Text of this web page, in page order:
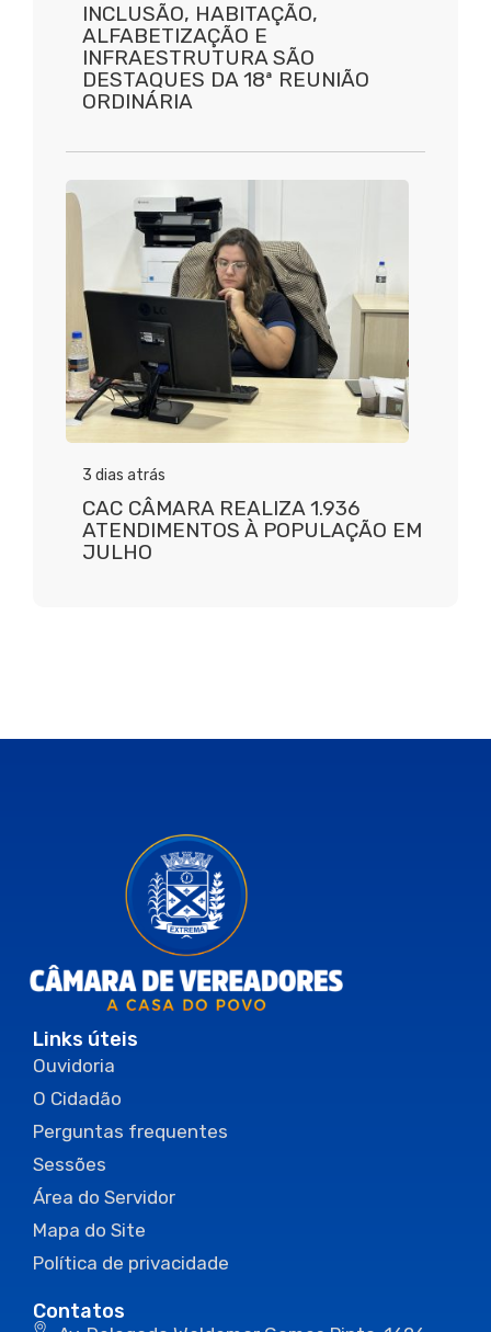
INCLUSÃO, HABITAÇÃO,
ALFABETIZAÇÃO E
INFRAESTRUTURA SÃO
DESTAQUES DA 18ª REUNIÃO
ORDINÁRIA
3 dias atrás
CAC CÂMARA REALIZA 1.936
ATENDIMENTOS À POPULAÇÃO EM
JULHO
Links úteis
Ouvidoria
O Cidadão
Perguntas frequentes
Sessões
Área do Servidor
Mapa do Site
Política de privacidade
Contatos